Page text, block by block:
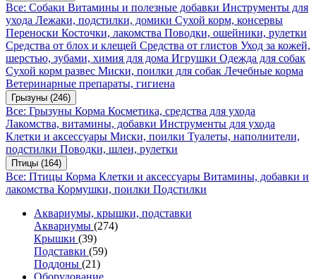
Все: Собаки Витамины и полезные добавки Инструменты для
ухода Лежаки, подстилки, домики Сухой корм, консервы
Переноски Косточки, лакомства Поводки, ошейники, рулетки
Средства от блох и клещей Средства от глистов Уход за кожей,
шерстью, зубами, химия для дома Игрушки Одежда для собак
Сухой корм развес Миски, поилки для собак Лечебные корма
Ветеринарные препараты, гигиена
Грызуны (246)
Все: Грызуны Корма Косметика, средства для ухода
Лакомства, витамины, добавки Инструменты для ухода
Клетки и аксессуары Миски, поилки Туалеты, наполнители,
подстилки Поводки, шлеи, рулетки
Птицы (164)
Все: Птицы Корма Клетки и аксессуары Витамины, добавки и
лакомства Кормушки, поилки Подстилки
Аквариумы, крышки, подставки
Аквариумы (274)
Крышки (39)
Подставки (59)
Поддоны (21)
Оборудование